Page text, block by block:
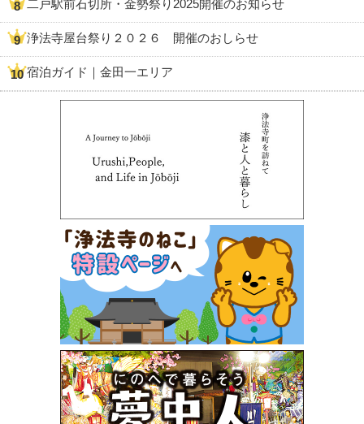
二戸駅前石切所・金勢祭り2025開催のお知らせ
浄法寺屋台祭り２０２６ 開催のおしらせ
宿泊ガイド｜金田一エリア